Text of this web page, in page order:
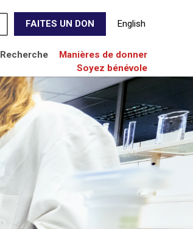
FAITES UN DON English
Recherche
Manières de donner
Soyez bénévole